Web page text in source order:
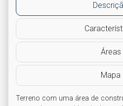
Áreas
Mapa
Terreno com uma área de